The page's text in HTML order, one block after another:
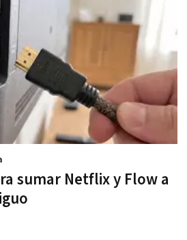
sumar Netflix y Flow a